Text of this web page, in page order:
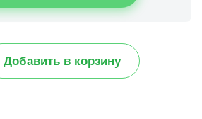
Добавить в корзину